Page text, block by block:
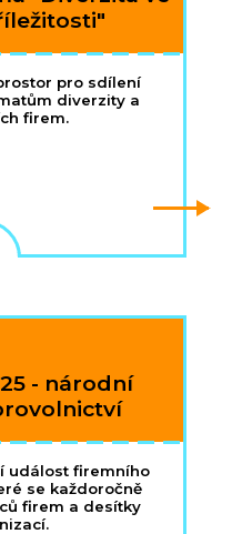
pro sdílení
diverzity a
firem.
- národní
událost firemního
se každoročně
firem a desítky